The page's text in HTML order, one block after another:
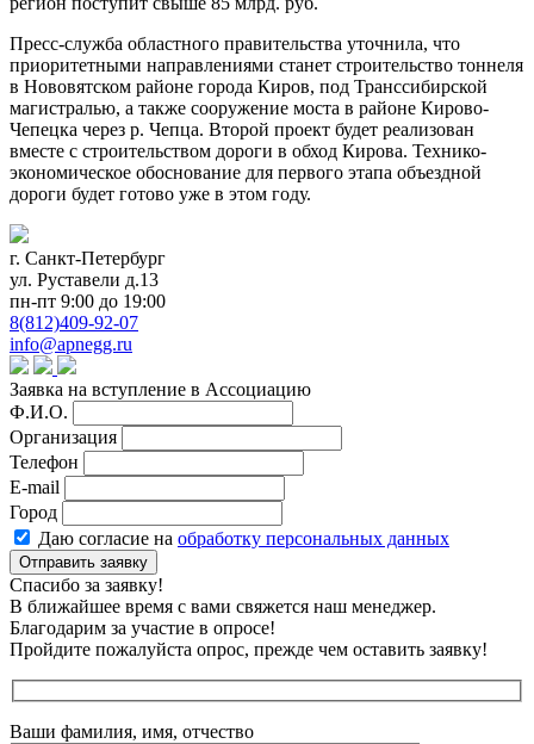
Пресс-служба областного правительства уточнила, что
приоритетными направлениями станет строительство тоннеля
в Нововятском районе города Киров, под Транссибирской
магистралью, а также сооружение моста в районе Кирово-
Чепецка через р. Чепца. Второй проект будет реализован
вместе с строительством дороги в обход Кирова. Технико-
экономическое обоснование для первого этапа объездной
дороги будет готово уже в этом году.
г. Санкт-Петербург
ул. Руставели д.13
пн-пт 9:00 до 19:00
8(812)409-92-07
info@apnegg.ru
Заявка на вступление в Ассоциацию
Ф.И.О.
Организация
Телефон
E-mail
Город
Даю согласие на обработку персональных данных
Отправить заявку
Спасибо за заявку!
В ближайшее время с вами свяжется наш менеджер.
Благодарим за участие в опросе!
Пройдите пожалуйста опрос, прежде чем оставить заявку!
Ваши фамилия, имя, отчество